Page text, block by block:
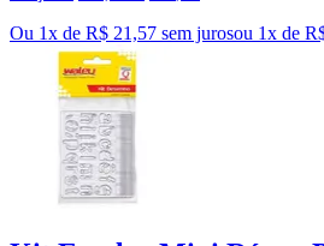
Ou 1x de R$ 21,57 sem jurosou 1x de